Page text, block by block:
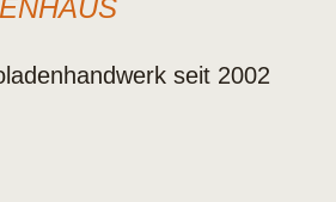
seit 2002